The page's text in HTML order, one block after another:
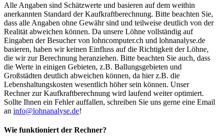
Alle Angaben sind Schätzwerte und basieren auf dem weithin
anerkannten Standard der Kaufkraftberechnung. Bitte beachten Sie,
dass alle Angaben ohne Gewähr sind und teilweise deutlich von der
Realität abweichen können. Da unsere Löhne vollständig auf
Eingaben der Besucher von lohncomputer.ch und lohnanalyse.de
basieren, haben wir keinen Einfluss auf die Richtigkeit der Löhne,
die wir zur Berechnung heranziehen. Bitte beachten Sie auch, dass
die Werte in einigen Gebieten, z.B. Ballungsgebieten und
Großstädten deutlich abweichen können, da hier z.B. die
Lebenshaltungskosten wesentlich höher sein können. Unser
Rechner zur Kaufkraftberechnung wird laufend weiter optimiert.
Sollte Ihnen ein Fehler auffallen, schreiben Sie uns gerne eine Email
an info@lohnanalyse.de!
Wie funktioniert der Rechner?